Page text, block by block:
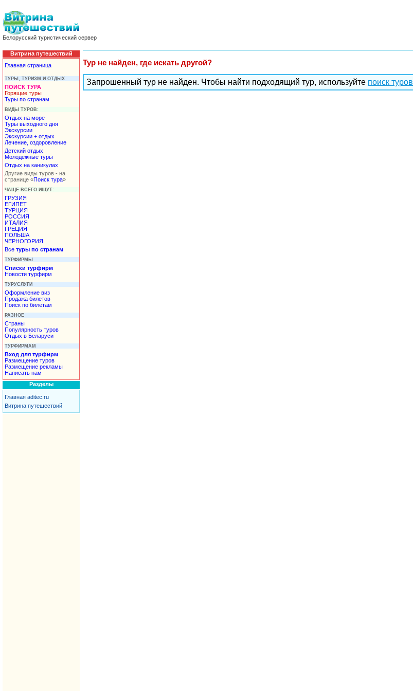
Белорусский туристический сервер
Витрина путешествий
Главная страница
ТУРЫ, ТУРИЗМ И ОТДЫХ
ПОИСК ТУРА
Горящие туры
Туры по странам
ВИДЫ ТУРОВ:
Отдых на море
Туры выходного дня
Экскурсии
Экскурсии + отдых
Лечение, оздоровление
Детский отдых
Молодежные туры
Отдых на каникулах
Другие виды туров - на
странице «Поиск тура»
ЧАЩЕ ВСЕГО ИЩУТ:
ГРУЗИЯ
ЕГИПЕТ
ТУРЦИЯ
РОССИЯ
ИТАЛИЯ
ГРЕЦИЯ
ПОЛЬША
ЧЕРНОГОРИЯ
Все туры по странам
ТУРФИРМЫ
Списки турфирм
Новости турфирм
ТУРУСЛУГИ
Оформление виз
Продажа билетов
Поиск по билетам
РАЗНОЕ
Страны
Популярность туров
Отдых в Беларуси
ТУРФИРМАМ
Вход для турфирм
Размещение туров
Размещение рекламы
Написать нам
Разделы
Главная aditec.ru
Витрина путешествий
Тур не найден, где искать другой?
Запрошенный тур не найден. Чтобы найти подходящий тур, используйте поиск туров